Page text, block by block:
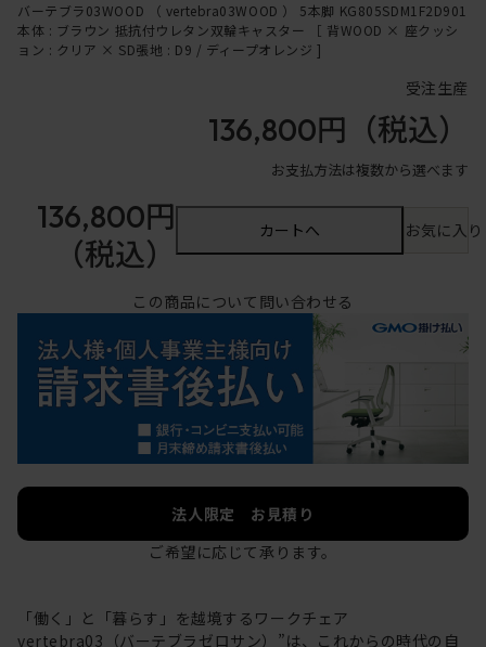
バーテブラ03WOOD （ vertebra03WOOD ） 5本脚 KG805SDM1F2D901
本体 : ブラウン 抵抗付ウレタン双輪キャスター ［ 背WOOD × 座クッシ
ョン : クリア × SD張地 : D9 / ディープオレンジ ]
受注生産
136,800円 （税込）
お支払方法は複数から選べます
136,800円
（税込）
カートへ お気に入
この商品について問い合わせる
法人限定 お見積り
ご希望に応じて承ります。
「働く」と「暮らす」を越境するワークチェア
vertebra03（バーテブラゼロサン）”は、これからの時代の自